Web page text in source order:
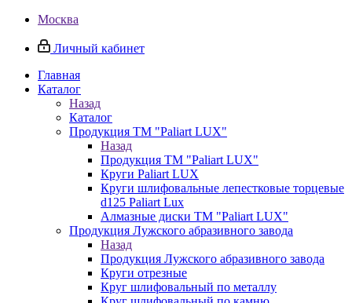
Москва
Личный кабинет
Главная
Каталог
Назад
Каталог
Продукция ТМ "Paliart LUX"
Назад
Продукция ТМ "Paliart LUX"
Круги Paliart LUX
Круги шлифовальные лепестковые торцевые
d125 Paliart Lux
Алмазные диски ТМ "Paliart LUX"
Продукция Лужского абразивного завода
Назад
Продукция Лужского абразивного завода
Круги отрезные
Круг шлифовальный по металлу